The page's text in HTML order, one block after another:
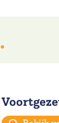
.